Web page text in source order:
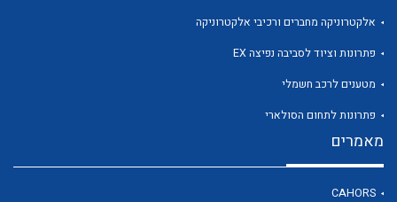
אלקטרוניקה מחברים ורכיבי אלקטרוניקה
פתרונות וציוד לסביבה נפיצה EX
מטענים לרכב חשמלי
פתרונות לתחום הסולארי
מאמרים
CAHORS